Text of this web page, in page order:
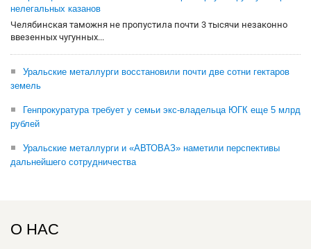
нелегальных казанов
Челябинская таможня не пропустила почти 3 тысячи незаконно
ввезенных чугунных...
Уральские металлурги восстановили почти две сотни гектаров
земель
Генпрокуратура требует у семьи экс-владельца ЮГК еще 5 млрд
рублей
Уральские металлурги и «АВТОВАЗ» наметили перспективы
дальнейшего сотрудничества
О НАС